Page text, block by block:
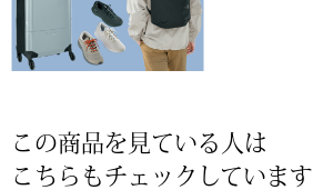
この商品を見ている人は
こちらもチェックしています